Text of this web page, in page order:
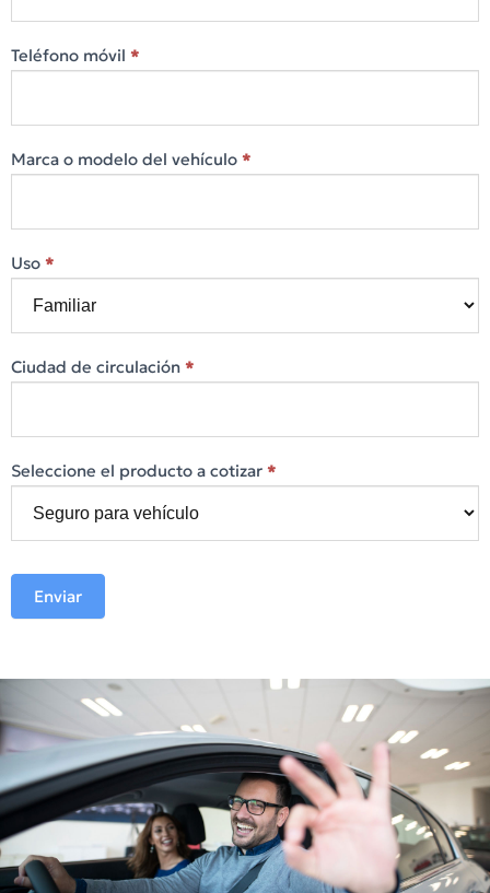
Teléfono móvil *
Marca o modelo del vehículo *
Uso *
Ciudad de circulación *
Seleccione el producto a cotizar *
Enviar